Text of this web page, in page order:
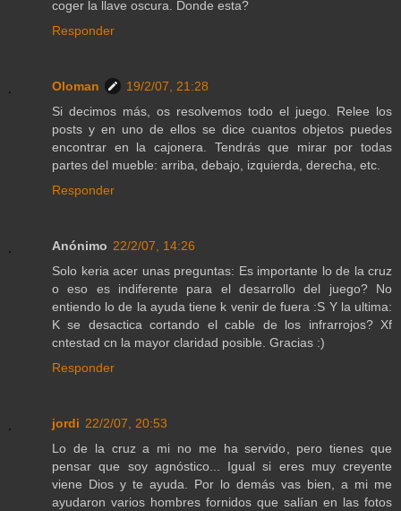
coger la llave oscura. Donde esta?
Responder
Oloman
19/2/07, 21:28
Si decimos más, os resolvemos todo el juego. Relee los
posts y en uno de ellos se dice cuantos objetos puedes
encontrar en la cajonera. Tendrás que mirar por todas
partes del mueble: arriba, debajo, izquierda, derecha, etc.
Responder
Anónimo 22/2/07, 14:26
Solo keria acer unas preguntas: Es importante lo de la cruz
o eso es indiferente para el desarrollo del juego? No
entiendo lo de la ayuda tiene k venir de fuera :S Y la ultima:
K se desactica cortando el cable de los infrarrojos? Xf
cntestad cn la mayor claridad posible. Gracias :)
Responder
jordi 22/2/07, 20:53
Lo de la cruz a mi no me ha servido, pero tienes que
pensar que soy agnóstico... Igual si eres muy creyente
viene Dios y te ayuda. Por lo demás vas bien, a mi me
ayudaron varios hombres fornidos que salían en las fotos